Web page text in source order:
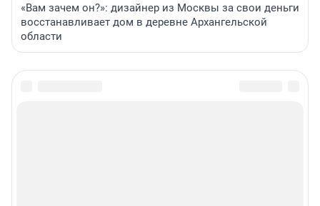
«Вам зачем он?»: дизайнер из Москвы за свои деньги
восстанавливает дом в деревне Архангельской
области